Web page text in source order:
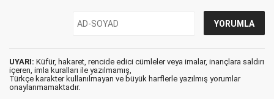
UYARI: Küfür, hakaret, rencide edici cümleler veya imalar, inançlara saldırı
içeren, imla kuralları ile yazılmamış,
Türkçe karakter kullanılmayan ve büyük harflerle yazılmış yorumlar
onaylanmamaktadır.